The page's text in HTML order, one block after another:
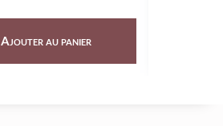
Ajouter au panier